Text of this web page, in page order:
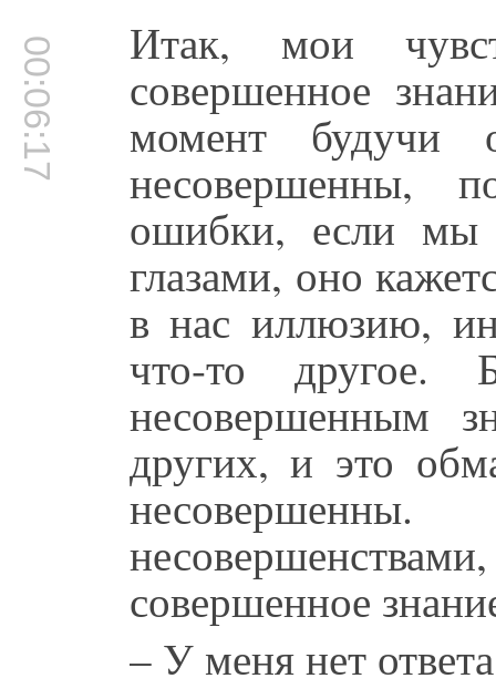
00:06:17 Итак, мои
совершенное
момент будучи
несовершенны,
ошибки, если мы
глазами, оно
в нас иллюзию,
что-то другое.
несовершенным
других, и это
совершенное
– У меня нет